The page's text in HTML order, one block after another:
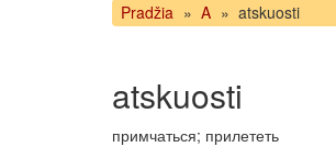
Pradžia » A » atskuosti
atskuosti
примчаться; прилететь